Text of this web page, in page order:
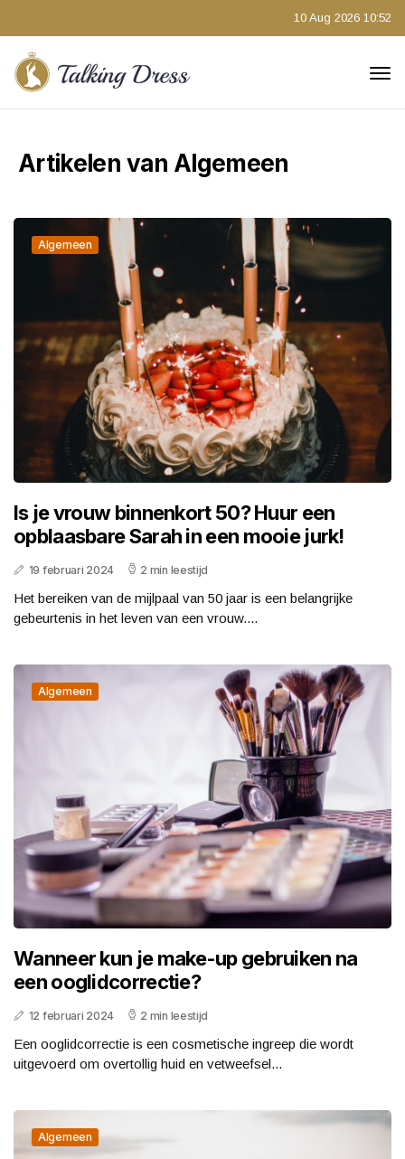
10 Aug 2026 10:52
Artikelen van Algemeen
Algemeen
Is je vrouw binnenkort 50? Huur een
opblaasbare Sarah in een mooie jurk!
19 februari 2024 2 min leestijd
Het bereiken van de mijlpaal van 50 jaar is een belangrijke
gebeurtenis in het leven van een vrouw....
Algemeen
Wanneer kun je make-up gebruiken na
een ooglidcorrectie?
12 februari 2024 2 min leestijd
Een ooglidcorrectie is een cosmetische ingreep die wordt
uitgevoerd om overtollig huid en vetweefsel...
Algemeen